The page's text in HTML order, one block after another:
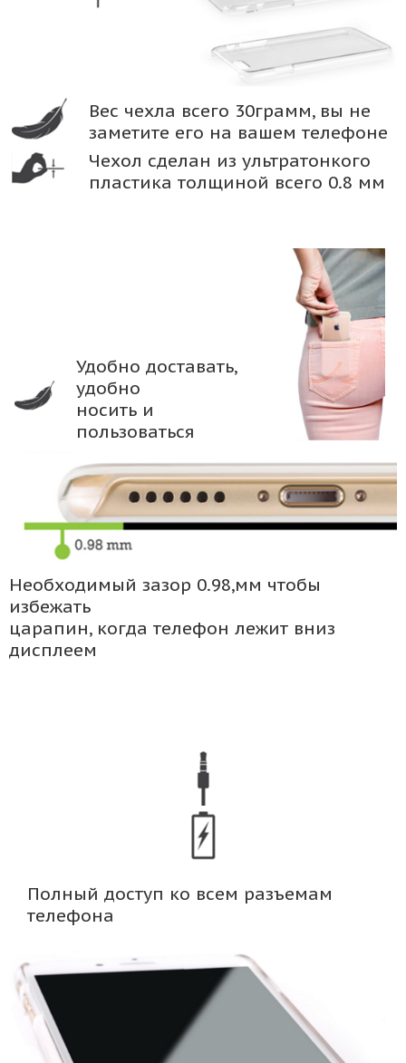
Вес чехла всего 30грамм, вы не
заметите его на вашем телефоне
Чехол сделан из ультратонкого
пластика толщиной всего 0.8 мм
Удобно доставать,
удобно
носить и
пользоваться
Необходимый зазор 0.98,мм чтобы
избежать
царапин, когда телефон лежит вниз
дисплеем
Полный доступ ко всем разъемам
телефона